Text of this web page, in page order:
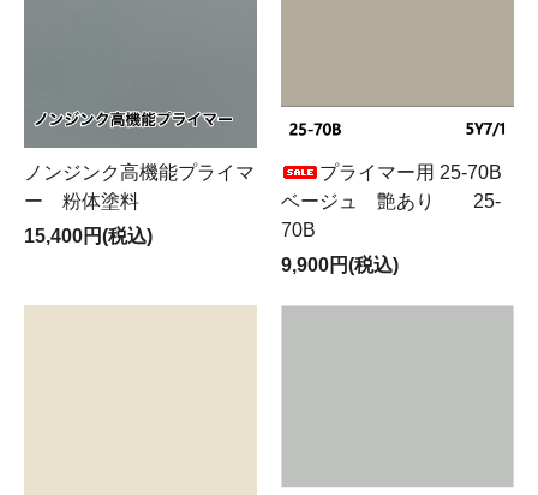
ノンジンク高機能プライマ
ー 粉体塗料
15,400円(税込)
プライマー用 25-70B
ベージュ 艶あり 25-
70B
9,900円(税込)